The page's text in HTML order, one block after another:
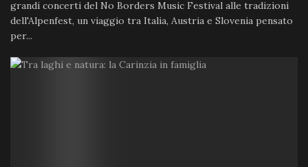
grandi concerti del No Borders Music Festival alle tradizioni
dell'Alpenfest, un viaggio tra Italia, Austria e Slovenia pensato
per...